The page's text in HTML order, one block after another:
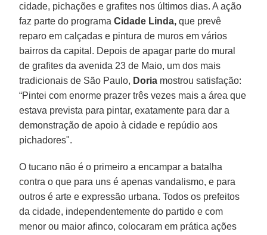
cidade, pichações e grafites nos últimos dias. A ação
faz parte do programaCidade Linda, que prevê
reparo em calçadas e pintura de muros em vários
bairros da capital. Depois de apagar parte do mural
de grafites da avenida 23 de Maio, um dos mais
tradicionais de São Paulo, Doria mostrou satisfação:
“Pintei com enorme prazer três vezes mais a área que
estava prevista para pintar, exatamente para dar a
demonstração de apoio à cidade e repúdio aos
pichadores".
O tucano não é o primeiro a encampar a batalha
contra o que para uns é apenas vandalismo, e para
outros é arte e expressão urbana. Todos os prefeitos
da cidade, independentemente do partido e com
menor ou maior afinco, colocaram em prática ações